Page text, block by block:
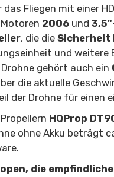
Fliegen mit einer
2006 und 3,5"
, die die Sicherheit
und weitere
gehört auch ein
die aktuelle
der Drohne für einen
HQProp
ohne Akku beträgt
die